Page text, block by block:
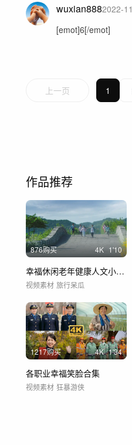
wuxian8882022-
[emot]6[/emot]
上一页 1
作品推荐
876购买 4K 1'10
幸福休闲老年健康人文小孩娱乐养生美好老人
视频素材 旅行呆瓜
1217购买 4K 1'34
各职业幸福笑脸合集
视频素材 狂暴游侠